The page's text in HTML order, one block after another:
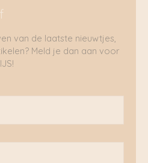
van de laatste nieuwtjes,
Meld je dan aan voor